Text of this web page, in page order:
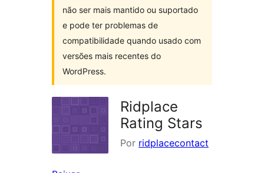
não ser mais mantido ou suportado
e pode ter problemas de
compatibilidade quando usado com
versões mais recentes do
WordPress.
Ridplace
Rating Stars
Por ridplacecontact